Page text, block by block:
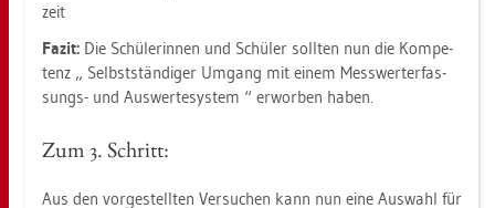
zeit
Fazit: Die Schü­le­rin­nen und Schü­ler soll­ten nun die Kom­pe­
tenz
Selbst­stän­di­ger Um­gang mit einem Mess­wert­er­fas­
sungs- und Aus­wer­te­sys­tem
er­wor­ben haben.
Zum 3. Schritt:
Aus den vor­ge­stell­ten Ver­su­chen kann nun eine Aus­wahl für